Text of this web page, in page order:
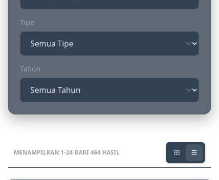
Tipe
Tahun
MENAMPILKAN 1-24 DARI 464 HASIL